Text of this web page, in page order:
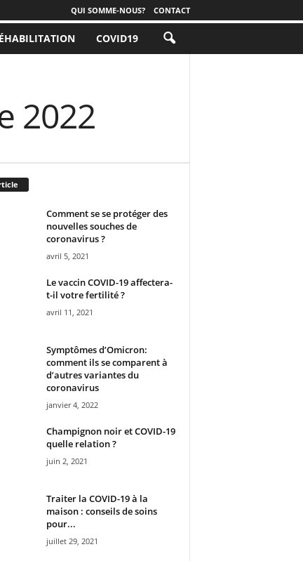
QUI SOMME-NOUS? CONTACT
COVID19
2022
Comment se se protéger des
nouvelles souches de
coronavirus ?
avril 5, 2021
Le vaccin COVID-19 affectera-
t-il votre fertilité ?
avril 11, 2021
Symptômes d’Omicron:
comment ils se comparent à
d’autres variantes du
coronavirus
janvier 4, 2022
Champignon noir et COVID-19
quelle relation ?
juin 2, 2021
Traiter la COVID-19 à la
maison : conseils de soins
pour...
juillet 29, 2021